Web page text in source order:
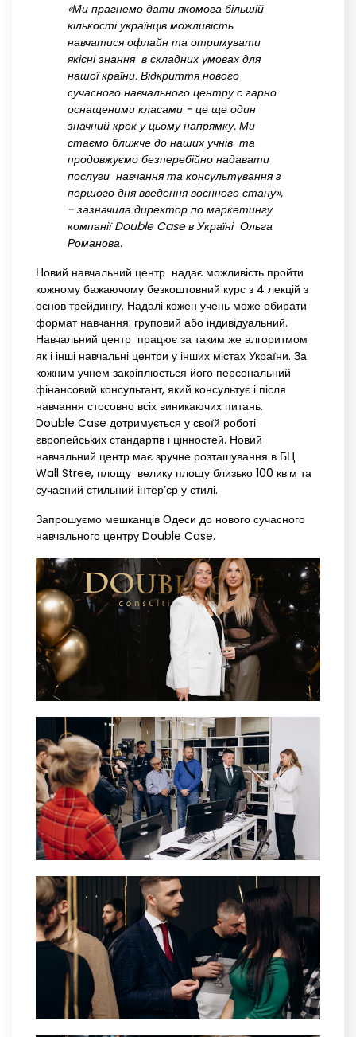
«Ми прагнемо дати якомога більшій
кількості українців можливість
навчатися офлайн та отримувати
якісні знання в складних умовах для
нашої країни. Відкриття нового
сучасного навчального центру с гарно
оснащеними класами - це ще один
значний крок у цьому напрямку. Ми
стаємо ближче до наших учнів та
продовжуємо безперебійно надавати
послуги навчання та консультування з
першого дня введення воєнного стану»,
- зазначила директор по маркетингу
компанії Double Case в Україні Ольга
Романова.
Новий навчальний центр надає можливість пройти
кожному бажаючому безкоштовний курс з 4 лекцій з
основ трейдингу. Надалі кожен учень може обирати
формат навчання: груповий або індивідуальний.
Навчальний центр працює за таким же алгоритмом
як і інші навчальні центри у інших містах України. За
кожним учнем закріплюється його персональний
фінансовий консультант, який консультує і після
навчання стосовно всіх виникаючих питань.
Double Case дотримується у своїй роботі
європейських стандартів і цінностей. Новий
навчальний центр має зручне розташування в БЦ
Wall Stree, площу велику площу близько 100 кв.м та
сучасний стильний інтер’єр у стилі.
Запрошуємо мешканців Одеси до нового сучасного
навчального центру Double Case.